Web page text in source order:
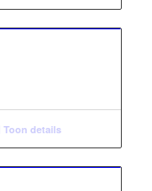
Toon details